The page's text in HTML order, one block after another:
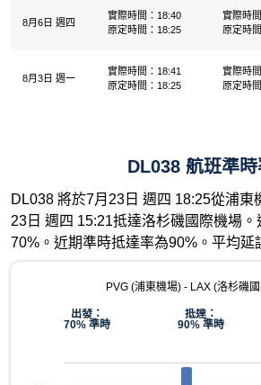
8月6日 週四
實際時間：18:40
原定時間：18:25
實際時
原定時
8月3日 週一
實際時間：18:41
原定時間：18:25
實際時
原定時
DL038 航班準時
DL038 將於7月23日 週四 18:25從浦東
23日 週四 15:21抵達洛杉磯國際機場
70%。近期準時抵達率為90%。平均延
PVG (浦東機場) - LAX (洛杉磯
出發：
70% 準時
抵達：
90% 準時